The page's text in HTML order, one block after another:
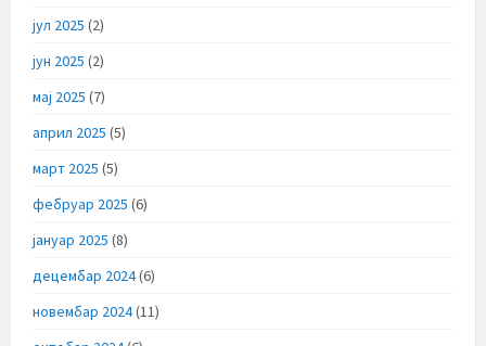
јул 2025 (2)
јун 2025 (2)
мај 2025 (7)
април 2025 (5)
март 2025 (5)
фебруар 2025 (6)
јануар 2025 (8)
децембар 2024(6)
новембар 2024(11)